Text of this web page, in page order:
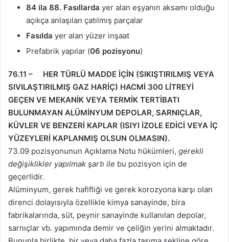
84 ila 88. Fasıllarda yer alan eşyanın aksamı olduğu
açıkça anlaşılan çatılmış parçalar
Fasılda yer alan yüzer inşaat
Prefabrik yapılar (06 pozisyonu)
76.11 – HER TÜRLÜ MADDE İÇİN (SIKIŞTIRILMIŞ VEYA
SIVILAŞTIRILMIŞ GAZ HARİÇ) HACMİ 300 LİTREYİ
GEÇEN VE MEKANİK VEYA TERMİK TERTİBATI
BULUNMAYAN ALÜMİNYUM DEPOLAR, SARNIÇLAR,
KÜVLER VE BENZERİ KAPLAR (ISIYI İZOLE EDİCİ VEYA İÇ
YÜZEYLERİ KAPLANMIŞ OLSUN OLMASIN).
73.09 pozisyonunun Açıklama Notu hükümleri, gerekli
değişiklikler yapılmak şartı ile bu pozisyon için de
geçerlidir.
Alüminyum, gerek hafifliği ve gerek korozyona karşı olan
direnci dolayısıyla özellikle kimya sanayinde, bira
fabrikalarında, süt, peynir sanayinde kullanılan depolar,
sarnıçlar vb. yapımında demir ve çeliğin yerini almaktadır.